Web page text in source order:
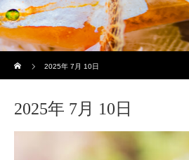
2025年 7月 10日
2025年 7月 10日